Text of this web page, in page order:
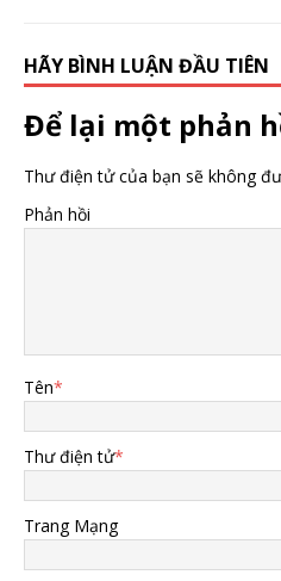
HÃY BÌNH LUẬN ĐẦU TIÊN
Để lại một phản
Thư điện tử của bạn sẽ không
Phản hồi
Tên*
Thư điện tử*
Trang Mạng